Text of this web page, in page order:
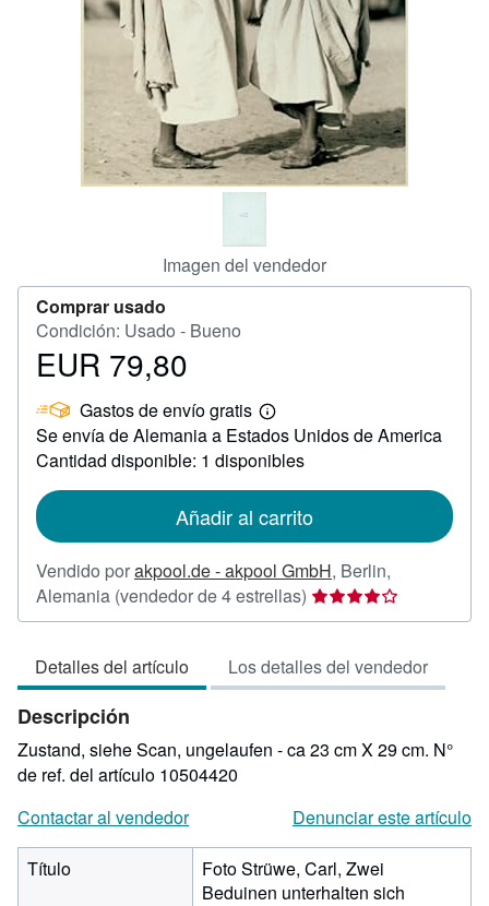
CERRAR
Imagen del vendedor
Comprar usado
Condición: Usado - Bueno
Precio
79,80
EUR 79,80
Gastos de envío gratis
Más
información
sobre
las
envío
Se envía de Alemania a Estados Unidos de America
Cantidad disponible: 1 disponibles
Añadir al carrito
Vendido porakpool.de - akpool GmbH, Berlin,
Alemania (vendedor de 4 estrellas) Calificación
del
4
de
estrellas
Detalles del artículo Los detalles del vendedor
Descripción
Zustand, siehe Scan, ungelaufen - ca 23 cm X 29 cm. N°
de ref. del artículo 10504420
Contactar al vendedor
Denunciar este artículo
Título
Foto Strüwe, Carl, Zwei
Beduinen unterhalten sich